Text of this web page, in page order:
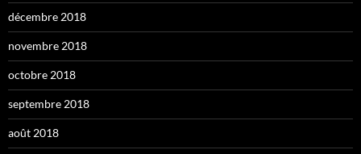
décembre 2018
novembre 2018
octobre 2018
septembre 2018
août 2018